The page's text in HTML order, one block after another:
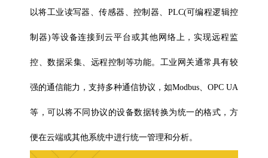
以将工业读写器 、传感器、控制器、PLC(可编程逻辑控
制器)等设备连接到云平台或其他网络上，实现远程监
控、数据采集、远程控制等功能。工业网关通常具有较
强的通信能力，支持多种通信协议，如Modbus、OPC UA
等，可以将不同协议的设备数据转换为统一的格式，方
便在云端或其他系统中进行统一管理和分析。